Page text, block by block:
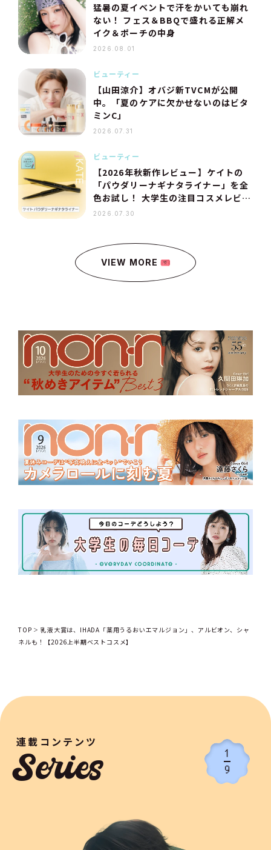
猛暑の夏イベントで汗をかいても崩れ
ない！ フェス＆BBQで盛れる正解メ
イク＆ポーチの中身
2026.08.01
ビューティー
【山田涼介】オバジ新TVCMが公開
中。「夏のケアに欠かせないのはビタ
ミンC」
2026.07.31
ビューティー
【2026年秋新作レビュー】ケイトの
「パウダリーナギナタライナー」を全
色お試し！ 大学生の注目コスメレビュ
ー連載 Vol.22
2026.07.30
VIEW MORE
TOP
乳液大賞は、IHADA「薬用うるおいエマルジョン」、アルビオン、シャ
ネルも！【2026上半期ベストコスメ】
連載コンテンツ
Series
1
9